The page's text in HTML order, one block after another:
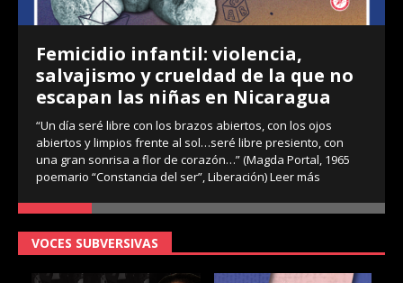
Femicidio infantil: violencia,
salvajismo y crueldad de la que no
escapan las niñas en Nicaragua
“Un día seré libre con los brazos abiertos, con los ojos
abiertos y limpios frente al sol…seré libre presiento, con
una gran sonrisa a flor de corazón…” (Magda Portal, 1965
poemario “Constancia del ser”, Liberación)Leer más
VOCES SUBVERSIVAS